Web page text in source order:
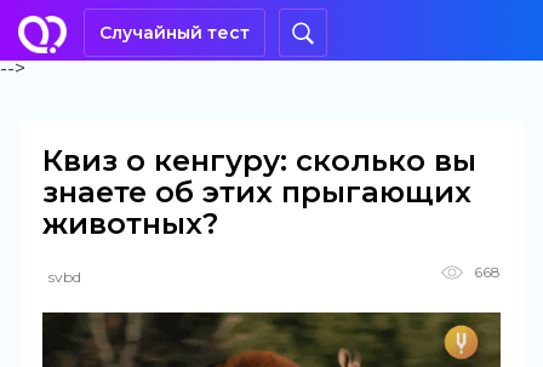
Случайный тест
-->
Квиз о кенгуру: сколько вы
знаете об этих прыгающих
животных?
svbd 668